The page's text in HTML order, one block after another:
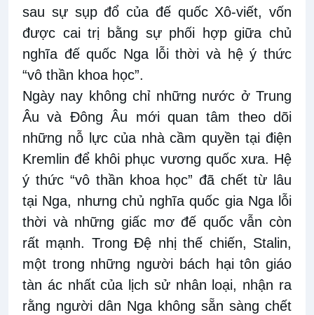
sau sự sụp đổ của đế quốc Xô-viết, vốn
được cai trị bằng sự phối hợp giữa chủ
nghĩa đế quốc Nga lỗi thời và hệ ý thức
“vô thần khoa học”.
Ngày nay không chỉ những nước ở Trung
Âu và Đông Âu mới quan tâm theo dõi
những nỗ lực của nhà cầm quyền tại điện
Kremlin để khôi phục vương quốc xưa. Hệ
ý thức “vô thần khoa học” đã chết từ lâu
tại Nga, nhưng chủ nghĩa quốc gia Nga lỗi
thời và những giấc mơ đế quốc vẫn còn
rất mạnh. Trong Đệ nhị thế chiến, Stalin,
một trong những người bách hại tôn giáo
tàn ác nhất của lịch sử nhân loại, nhận ra
rằng người dân Nga không sẵn sàng chết